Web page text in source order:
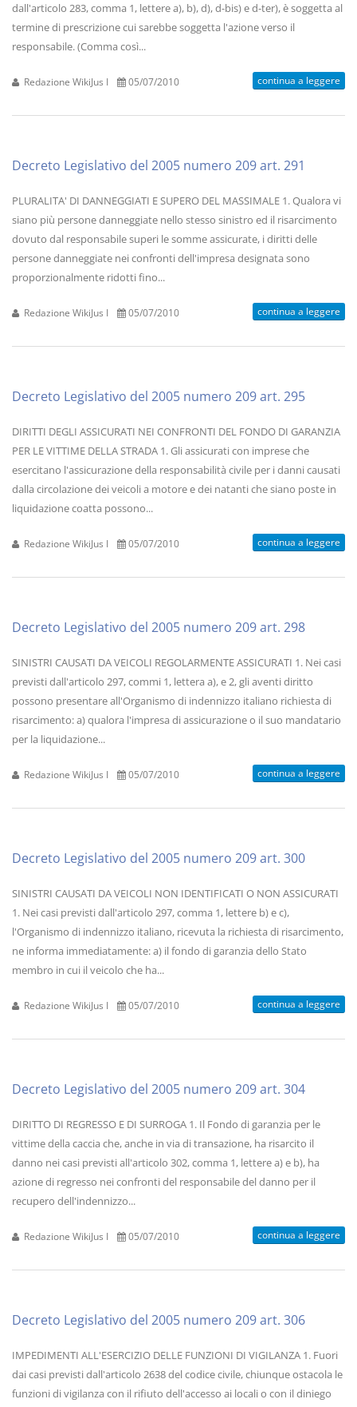
dall'articolo 283, comma 1, lettere a), b), d), d-bis) e d-ter), è soggetta al
termine di prescrizione cui sarebbe soggetta l'azione verso il
responsabile. (Comma così...
Redazione WikiJus I 05/07/2010 continua a leggere
Decreto Legislativo del 2005 numero 209 art. 291
PLURALITA' DI DANNEGGIATI E SUPERO DEL MASSIMALE 1. Qualora vi
siano più persone danneggiate nello stesso sinistro ed il risarcimento
dovuto dal responsabile superi le somme assicurate, i diritti delle
persone danneggiate nei confronti dell'impresa designata sono
proporzionalmente ridotti fino...
Redazione WikiJus I 05/07/2010 continua a leggere
Decreto Legislativo del 2005 numero 209 art. 295
DIRITTI DEGLI ASSICURATI NEI CONFRONTI DEL FONDO DI GARANZIA
PER LE VITTIME DELLA STRADA 1. Gli assicurati con imprese che
esercitano l'assicurazione della responsabilità civile per i danni causati
dalla circolazione dei veicoli a motore e dei natanti che siano poste in
liquidazione coatta possono...
Redazione WikiJus I 05/07/2010 continua a leggere
Decreto Legislativo del 2005 numero 209 art. 298
SINISTRI CAUSATI DA VEICOLI REGOLARMENTE ASSICURATI 1. Nei casi
previsti dall'articolo 297, commi 1, lettera a), e 2, gli aventi diritto
possono presentare all'Organismo di indennizzo italiano richiesta di
risarcimento: a) qualora l'impresa di assicurazione o il suo mandatario
per la liquidazione...
Redazione WikiJus I 05/07/2010 continua a leggere
Decreto Legislativo del 2005 numero 209 art. 300
SINISTRI CAUSATI DA VEICOLI NON IDENTIFICATI O NON ASSICURATI
1. Nei casi previsti dall'articolo 297, comma 1, lettere b) e c),
l'Organismo di indennizzo italiano, ricevuta la richiesta di risarcimento,
ne informa immediatamente: a) il fondo di garanzia dello Stato
membro in cui il veicolo che ha...
Redazione WikiJus I 05/07/2010 continua a leggere
Decreto Legislativo del 2005 numero 209 art. 304
DIRITTO DI REGRESSO E DI SURROGA 1. Il Fondo di garanzia per le
vittime della caccia che, anche in via di transazione, ha risarcito il
danno nei casi previsti all'articolo 302, comma 1, lettere a) e b), ha
azione di regresso nei confronti del responsabile del danno per il
recupero dell'indennizzo...
Redazione WikiJus I 05/07/2010 continua a leggere
Decreto Legislativo del 2005 numero 209 art. 306
IMPEDIMENTI ALL'ESERCIZIO DELLE FUNZIONI DI VIGILANZA 1. Fuori
dai casi previsti dall'articolo 2638 del codice civile, chiunque ostacola le
funzioni di vigilanza con il rifiuto dell'accesso ai locali o con il diniego